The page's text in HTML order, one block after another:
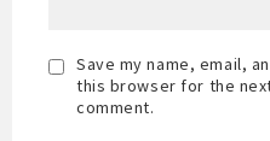
Save my name, email,
this browser for the
comment.